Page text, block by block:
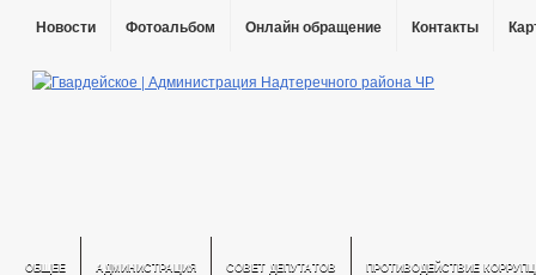
Новости Фотоальбом Онлайн обращение Контакты
ОБЩЕЕ АДМИНИСТРАЦИЯ СОВЕТ ДЕПУТАТОВ ПРОТИВОДЕЙСТВИЕ